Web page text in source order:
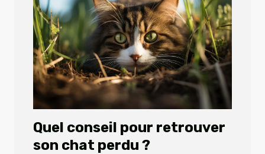
Quel conseil pour retrouver
son chat perdu ?